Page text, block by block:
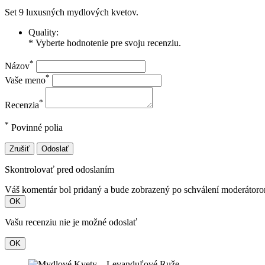
Set 9 luxusných mydlových kvetov.
Quality:
* Vyberte hodnotenie pre svoju recenziu.
Názov*
Vaše meno*
Recenzia*
* Povinné polia
Zrušiť Odoslať
Skontrolovať pred odoslaním
Váš komentár bol pridaný a bude zobrazený po schválení
OK
Vašu recenziu nie je možné odoslať
OK